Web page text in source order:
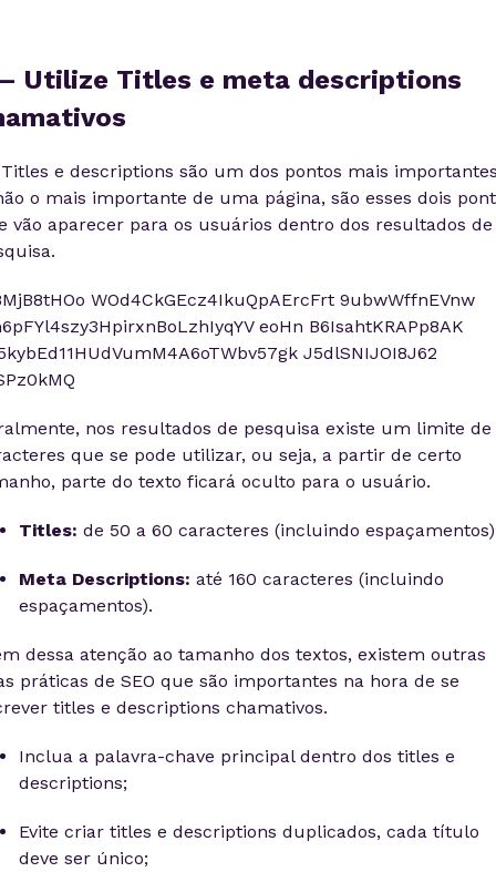
Utilize Titles e meta descriptions
Titles e descriptions são um dos pontos mais
o mais importante de uma página, são esses dois
vão aparecer para os usuários dentro dos resultados de
nos resultados de pesquisa existe um limite de
que se pode utilizar, ou seja, a partir de certo
parte do texto ficará oculto para o usuário.
Titles: de 50 a 60 caracteres (incluindo
Meta Descriptions: até 160 caracteres (incluindo
espaçamentos).
dessa atenção ao tamanho dos textos, existem outras
práticas de SEO que são importantes na hora de se
titles e descriptions chamativos.
Inclua a palavra-chave principal dentro dos titles e
descriptions;
Evite criar titles e descriptions duplicados, cada título
deve ser único;